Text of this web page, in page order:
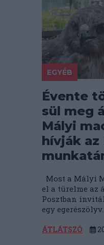
EGYÉB
Évente
sül meg
Mályi
hívják az
Most a Mályi
el a türelme az
Posztban
egy
ÁTLÁTSZÓ